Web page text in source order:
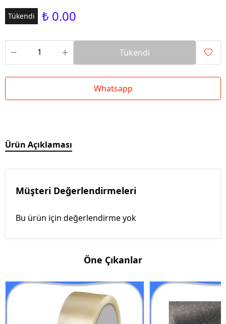
Tükendi ₺ 0.00
Tükendi
Whatsapp
Ürün Açıklaması
Müşteri Değerlendirmeleri
Bu ürün için değerlendirme yok
Öne Çıkanlar